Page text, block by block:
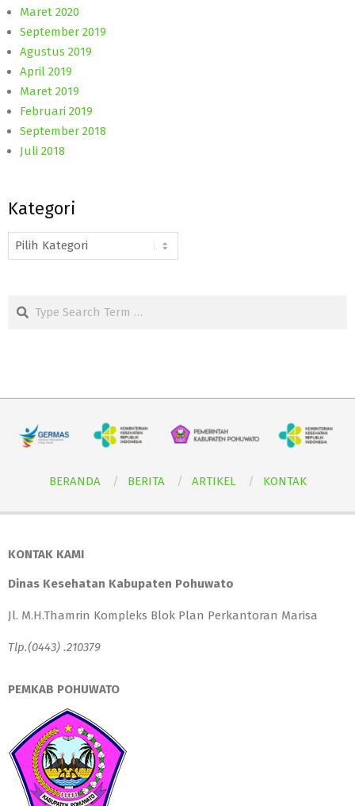
Maret 2020
September 2019
Agustus 2019
April 2019
Maret 2019
Februari 2019
September 2018
Juli 2018
Kategori
Kategori
Search
BERANDA BERITA ARTIKEL KONTAK
KONTAK KAMI
Dinas Kesehatan Kabupaten Pohuwato
Jl. M.H.Thamrin Kompleks Blok Plan Perkantoran Marisa
Tlp.(0443) .210379
PEMKAB POHUWATO